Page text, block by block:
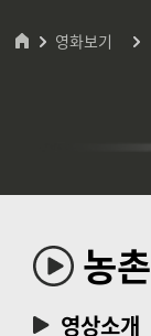
영화보기
농
영상소개